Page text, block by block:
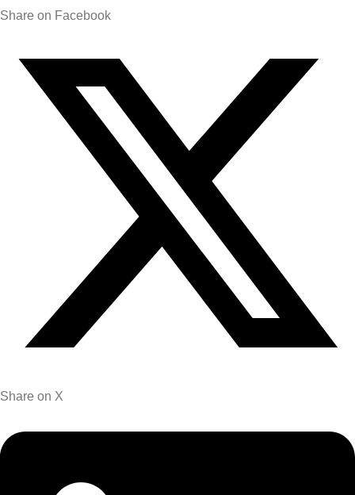
Share on Facebook
Share on X